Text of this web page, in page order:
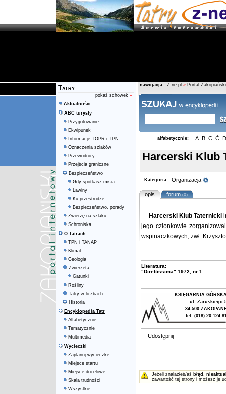
Tatry
pokaż schowek »
Aktualności
ABC turysty
Przygotowanie
Ekwipunek
Informacje TOPR i TPN
Oznaczenia szlaków
Przewodnicy
Przejścia graniczne
Bezpieczeństwo
Gdy spotkasz misia...
Lawiny
Ku przestrodze...
Bezpieczeństwo, porady
Zwierzę na szlaku
Schroniska
O Tatrach
TPN i TANAP
Klimat
Geologia
Zwierzęta
Gatunki
Rośliny
Tatry w liczbach
Historia
Encyklopedia Tatr
Alfabetycznie
Tematycznie
Multimedia
Wycieczki
Zaplanuj wycieczkę
Miejsce startu
Miejsce docelowe
Skala trudności
Wszystkie
nawigacja: Z-ne.pl » Portal Zakopiański
alfabetycznie: A B C Ć D
Harcerski Klub
Kategoria: Organizacja
opis forum(0)
Harcerski Klub Taternicki
jego członkowie
wspinaczkowych, zwł.
Literatura:
"Direttissima" 1972, nr 1.
KSIĘGARNIA
ul. Zaruskiego
34-500
tel. (018) 20 124
Udostępnij
Jeżeli znalazłeś/aś błąd ,
zawartość tej strony i możesz je